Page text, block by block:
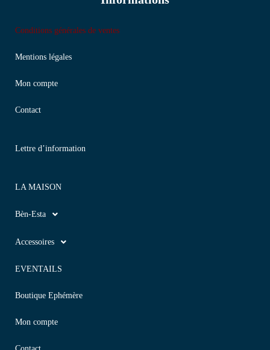
Conditions générales de ventes
Mentions légales
Mon compte
Contact
Lettre d’information
LA MAISON
Bèn-Esta
Accessoires
EVENTAILS
Boutique Ephémère
Mon compte